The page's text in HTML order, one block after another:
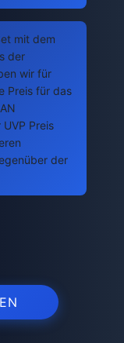
mit dem
der
wir für
Preis für das
Preis
der